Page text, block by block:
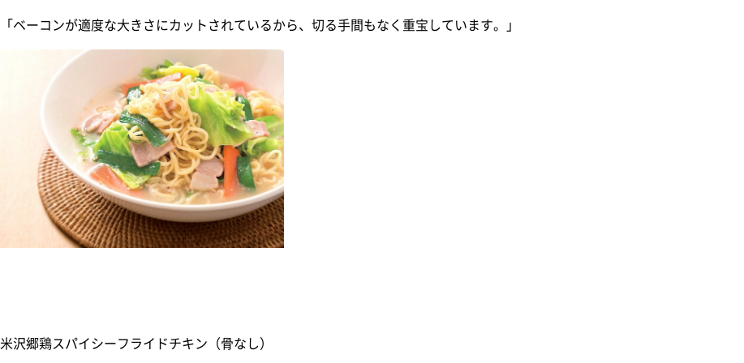
「ベーコンが適度な大きさにカットされているから、切る手間もなく重宝しています。」
米沢郷鶏スパイシーフライドチキン（骨なし）